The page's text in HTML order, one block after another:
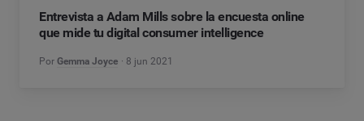
Entrevista a Adam Mills sobre la encuesta online
que mide tu digital consumer intelligence
Por Gemma Joyce 8 jun 2021